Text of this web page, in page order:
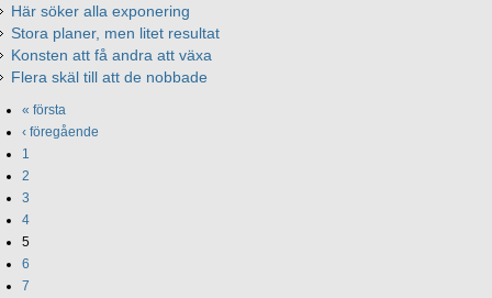
Här söker alla exponering
Stora planer, men litet resultat
Konsten att få andra att växa
Flera skäl till att de nobbade
« första
‹ föregående
1
2
3
4
5
6
7